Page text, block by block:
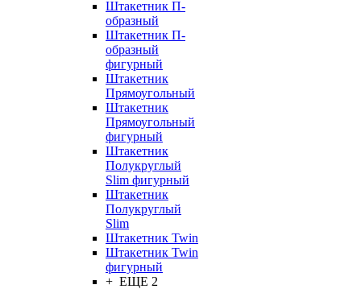
Штакетник П-
образный
Штакетник П-
образный
фигурный
Штакетник
Прямоугольный
Штакетник
Прямоугольный
фигурный
Штакетник
Полукруглый
Slim фигурный
Штакетник
Полукруглый
Slim
Штакетник Twin
Штакетник Twin
фигурный
+ ЕЩЕ 2